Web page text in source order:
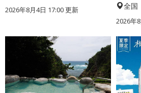
2026年8月4日 17:00更新 全国
2026年